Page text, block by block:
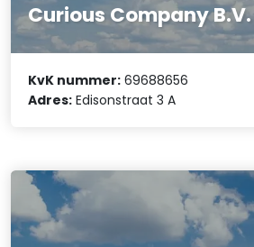
Curious Company B.V.
KvK nummer: 69688656
Adres: Edisonstraat 3 A